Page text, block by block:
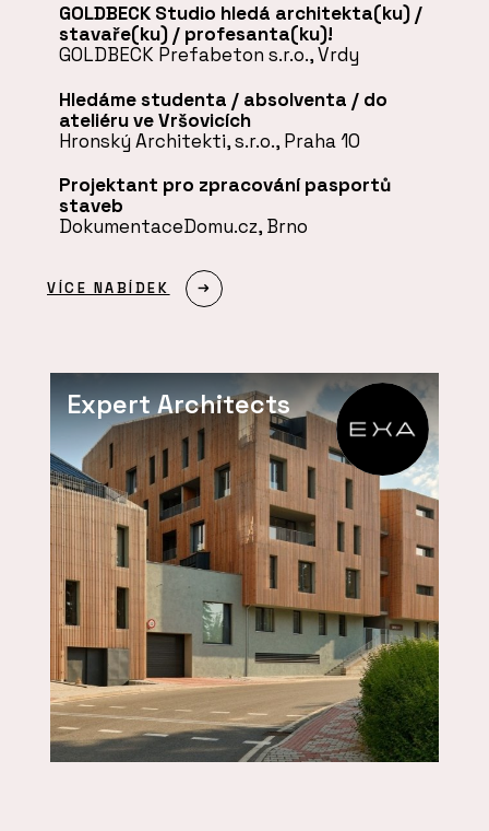
GOLDBECK Studio hledá architekta(ku) /
stavaře(ku) / profesanta(ku)!
GOLDBECK Prefabeton s.r.o., Vrdy
Hledáme studenta / absolventa / do
ateliéru ve Vršovicích
Hronský Architekti, s.r.o., Praha 10
Projektant pro zpracování pasportů
staveb
DokumentaceDomu.cz, Brno
VÍCE NABÍDEK
Expert Architects